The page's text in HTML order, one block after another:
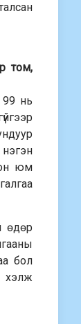
том,
99 нь
юм
өдөр
бол
хэлж